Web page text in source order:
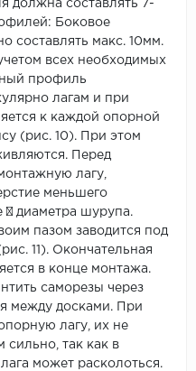
должна составлять 7-
Боковое
составлять макс. 10мм.
всех необходимых
профиль
лагам и при
к каждой опорной
(рис. 10). При этом
Перед
лагу,
меньшего
¾ диаметра шурупа.
пазом заводится под
11). Окончательная
в конце монтажа.
саморезы через
между досками. При
лагу, их не
сильно, так как в
может расколоться.